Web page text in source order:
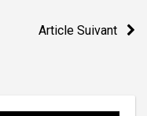
Article Suivant